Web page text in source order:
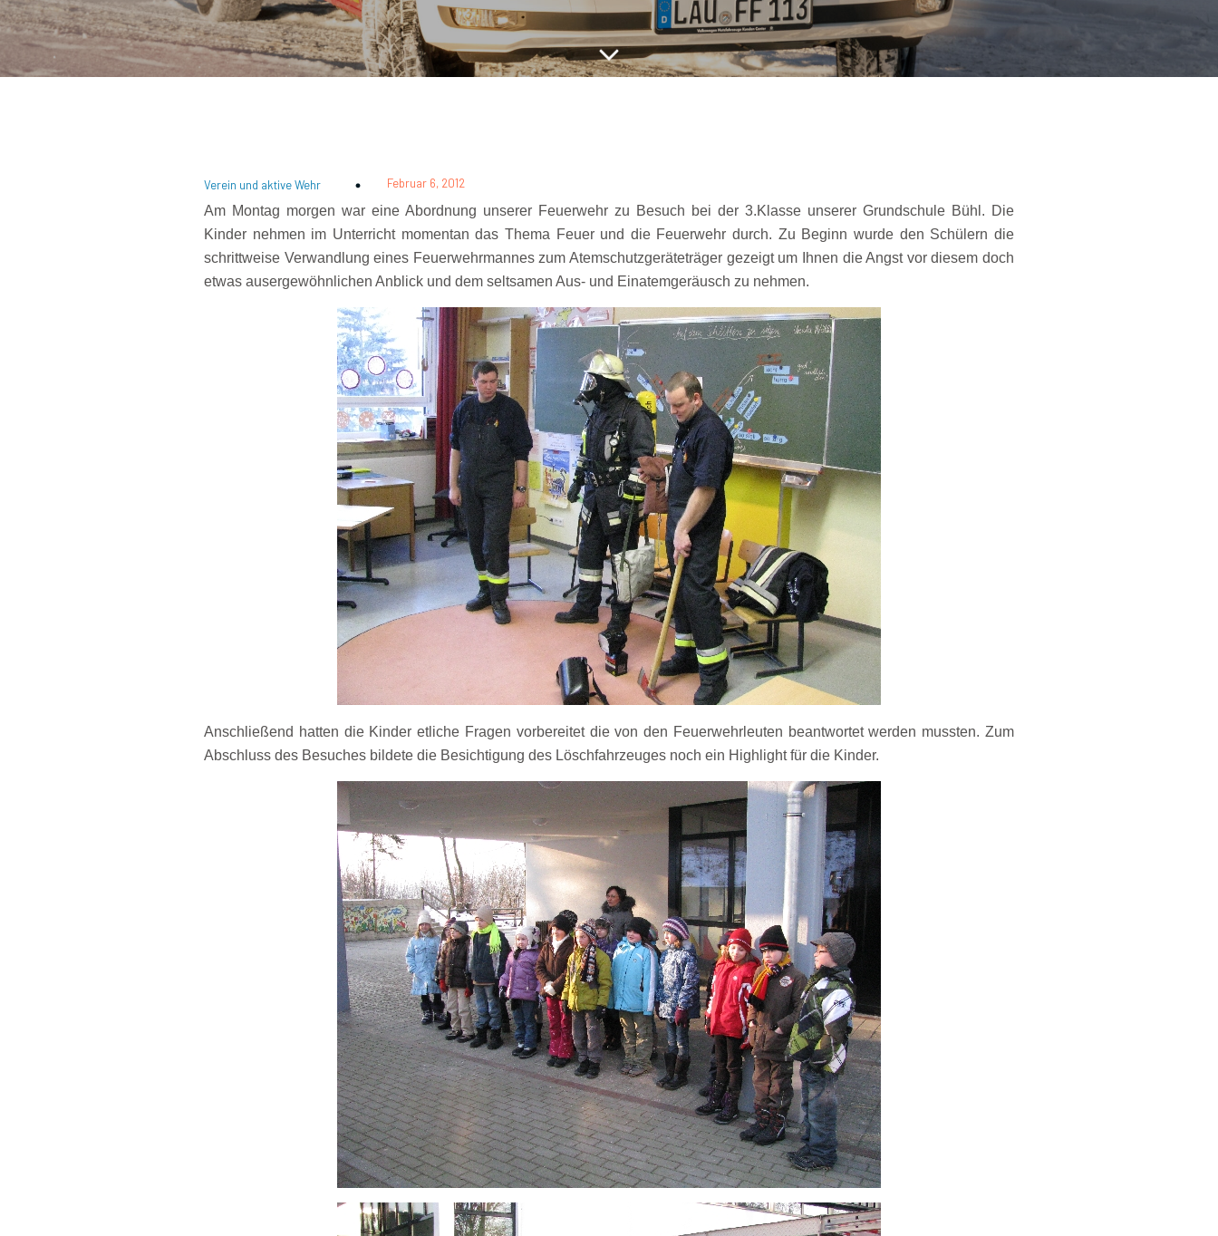
Verein und aktive Wehr Februar 6, 2012
Am Montag morgen war eine Abordnung unserer Feuerwehr zu Besuch bei der 3.Klasse unserer Grundschule Bühl. Die
Kinder nehmen im Unterricht momentan das Thema Feuer und die Feuerwehr durch. Zu Beginn wurde den Schülern die
schrittweise Verwandlung eines Feuerwehrmannes zum Atemschutzgeräteträger gezeigt um Ihnen die Angst vor diesem doch
etwas ausergewöhnlichen Anblick und dem seltsamen Aus- und Einatemgeräusch zu nehmen.
Anschließend hatten die Kinder etliche Fragen vorbereitet die von den Feuerwehrleuten beantwortet werden mussten. Zum
Abschluss des Besuches bildete die Besichtigung des Löschfahrzeuges noch ein Highlight für die Kinder.